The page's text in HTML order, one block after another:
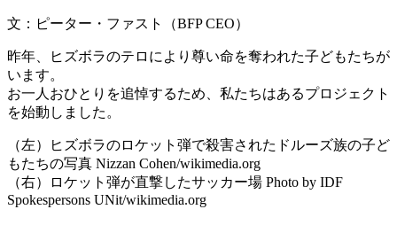
文：ピーター・ファスト（BFP CEO）
昨年、ヒズボラのテロにより尊い命を奪われた子どもたちが
います。
お一人おひとりを追悼するため、私たちはあるプロジェクト
を始動しました。
（左）ヒズボラのロケット弾で殺害されたドルーズ族の子ど
もたちの写真 Nizzan Cohen/wikimedia.org
（右）ロケット弾が直撃したサッカー場 Photo by IDF
Spokespersons UNit/wikimedia.org